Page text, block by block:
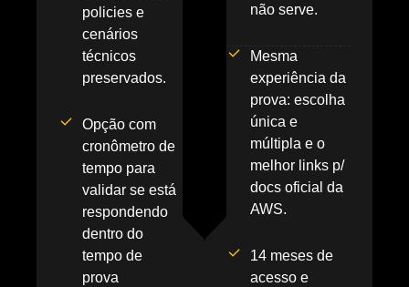
policies e
cenários
técnicos
preservados.
Opção com
cronômetro de
tempo para
validar se está
respondendo
dentro do
tempo de
prova
não serve.
Mesma
experiência da
prova: escolha
única e
múltipla e o
melhor links p/
docs oficial da
AWS.
14 meses de
acesso e